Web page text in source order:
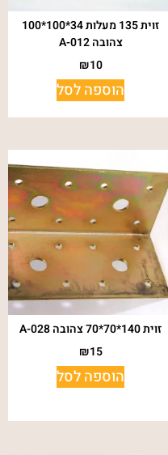
זוית 135 מעלות 34*100*100
צהובה A-012
₪10
הוספה לסל
זוית 140*70*70 צהובה A-028
₪15
הוספה לסל